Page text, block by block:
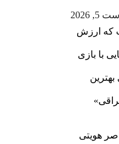
5, 2026
که ارزش
با بازی
هویتی